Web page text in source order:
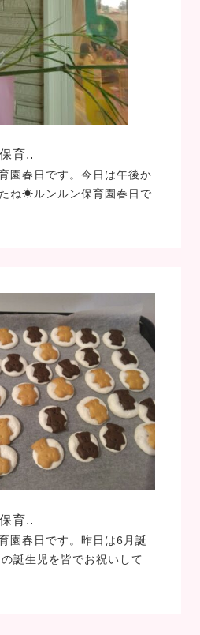
育..
園春日です。今日は午後か
ね☀ルンルン保育園春日で
育..
園春日です。昨日は6月誕
誕生児を皆でお祝いして